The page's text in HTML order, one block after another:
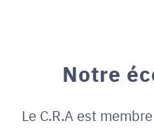
Notre
Le C.R.A est